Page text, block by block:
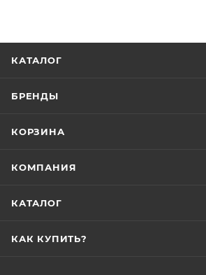
КАТАЛОГ
БРЕНДЫ
КОРЗИНА
КОМПАНИЯ
КАТАЛОГ
КАК КУПИТЬ?